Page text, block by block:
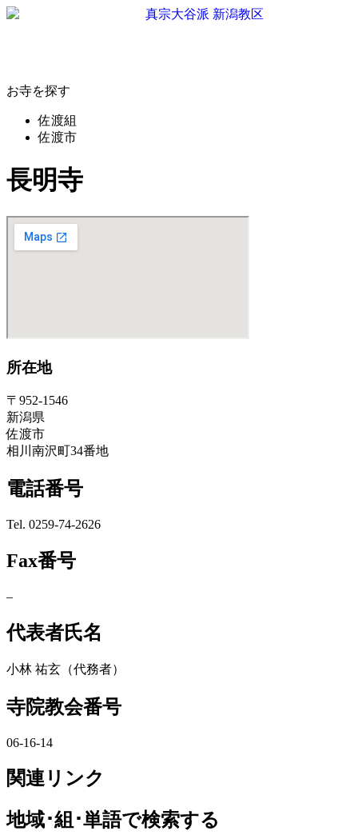
お寺を探す
佐渡組
佐渡市
長明寺
所在地
〒952-1546
新潟県
佐渡市
相川南沢町34番地
電話番号
Tel. 0259-74-2626
Fax番号
–
代表者氏名
小林 祐玄（代務者）
寺院教会番号
06-16-14
関連リンク
地域･組･単語で検索する